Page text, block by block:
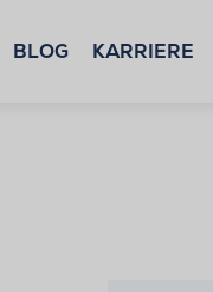
BLOG KARRIERE